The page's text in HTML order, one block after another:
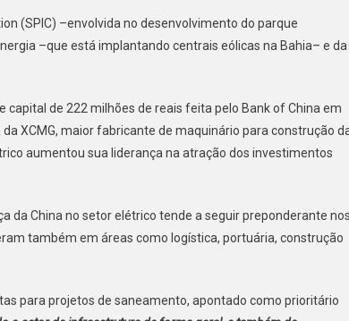
(SPIC) –envolvida no desenvolvimento do parque
–que está implantando centrais eólicas na Bahia– e da
de 222 milhões de reais feita pelo Bank of China em
XCMG, maior fabricante de maquinário para construção
aumentou sua liderança na atração dos investimentos
da China no setor elétrico tende a seguir preponderante
também em áreas como logística, portuária, construção
para projetos de saneamento, apontado como prioritário